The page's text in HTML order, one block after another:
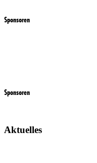
Sponsoren
Sponsoren
Aktuelles